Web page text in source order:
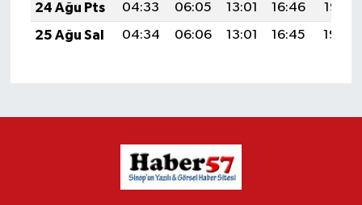
24 Ağu Pts
04:33 06:05 13:01 16:46
19:47
25 Ağu Sal
04:34 06:06 13:01 16:45 19:45